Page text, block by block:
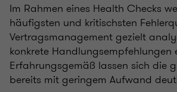
Im Rahmen eines Health Checks
häufigsten und kritischsten
Vertragsmanagement gezielt
konkrete Handlungsempfehlungen
Erfahrungsgemäß lassen sich die
bereits mit geringem Aufwand